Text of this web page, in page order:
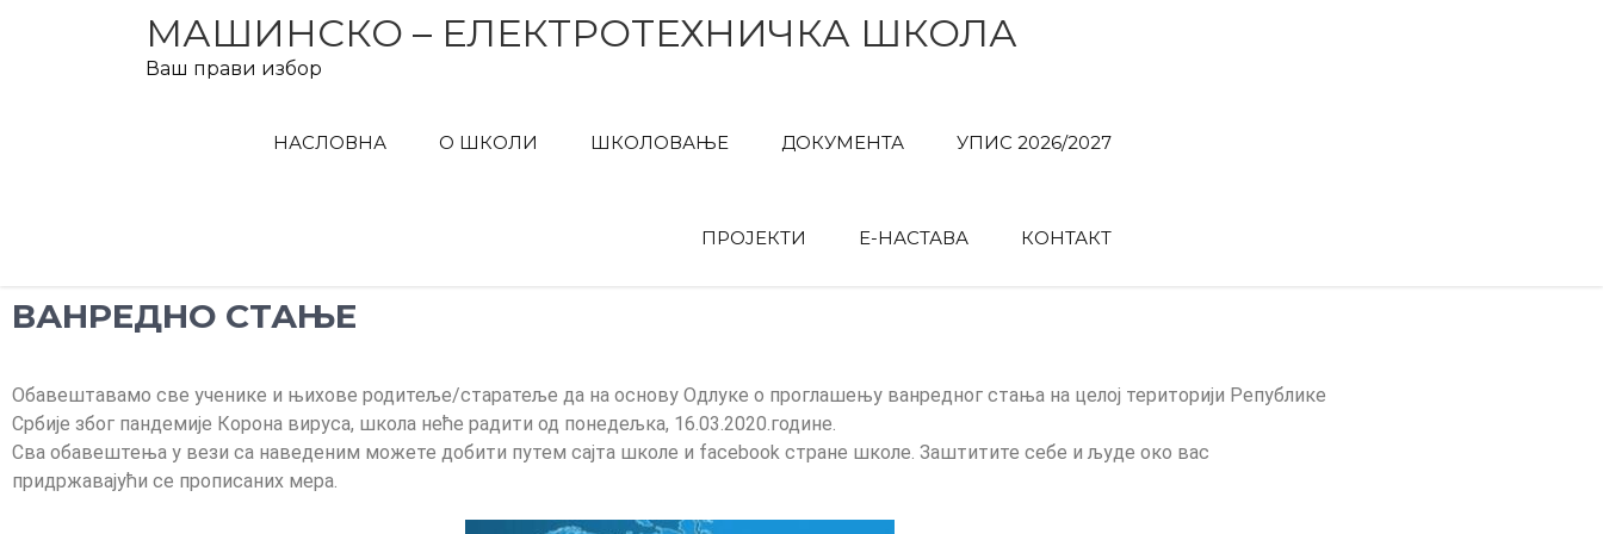
МАШИНСКО – ЕЛЕКТРОТЕХНИЧКА ШКОЛА
Ваш прави избор
НАСЛОВНА О ШКОЛИ ШКОЛОВАЊЕ ДОКУМЕНТА УПИС 2026/2027
ПРОЈЕКТИ Е-НАСТАВА КОНТАКТ
ВАНРЕДНО СТАЊЕ
Обавештавамо све ученике и њихове родитеље/старатеље да на основу Одлуке о проглашењу ванредног стања на целој територији Републике
Србије због пандемије Корона вируса, школа неће радити од понедељка, 16.03.2020.године.
Сва обавештења у вези са наведеним можете добити путем сајта школе и facebook стране школе. Заштитите себе и људе око вас
придржавајући се прописаних мера.